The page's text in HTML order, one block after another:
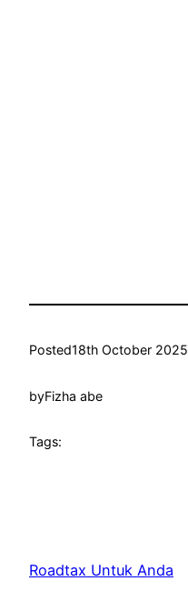
Posted18th October 2025
byFizha abe
Tags:
Roadtax Untuk Anda